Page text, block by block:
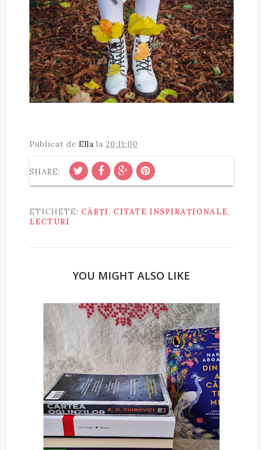
Publicat de Ella la 20:11:00
SHARE:
ETICHETE: CĂRȚI, CITATE INSPIRAȚIONALE,
LECTURI
YOU MIGHT ALSO LIKE